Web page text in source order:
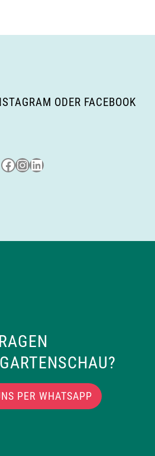
ODER FACEBOOK
Besuche uns auf Facebook
Besuche uns auf Instagram
LinkedIn
PER WHATSAPP